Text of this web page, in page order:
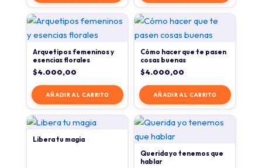
Arquetipos femeninos y
esencias florales
$4.000,00
AÑADIR AL CARRITO
Cómo hacer que te pasen
cosas buenas
$4.000,00
AÑADIR AL CARRITO
Libera tu magia
Querida yo tenemos que
hablar